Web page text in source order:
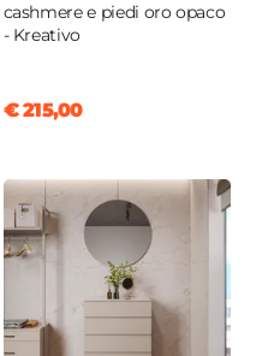
cashmere e piedi oro opaco
- Kreativo
€ 215,00